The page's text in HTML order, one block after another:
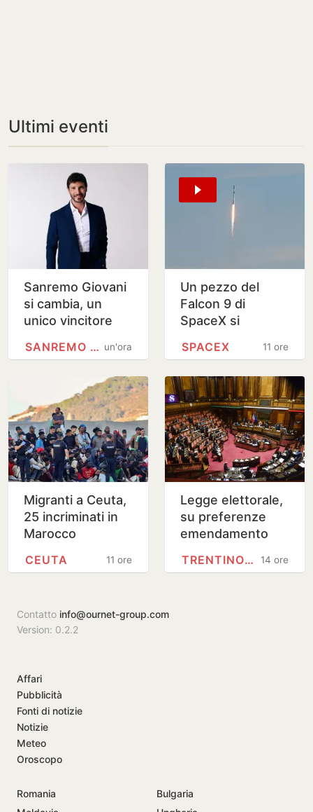
Ultimi eventi
Sanremo Giovani
si cambia, un
unico vincitore
i Big
un'ora
SANREMO GIOVANI
Un pezzo del
Falcon 9 di
SpaceX si
Luna
11 ore
SPACEX
Migranti a Ceuta,
25 incriminati in
Marocco
11 ore
CEUTA
Legge elettorale,
su preferenze
emendamento
centrodestra al14 ore
TRENTINO-ALTO ADIGE
Contatto info@ournet-group.com
Version: 0.2.2
Affari
Pubblicità
Fonti di notizie
Notizie
Meteo
Oroscopo
Romania
Bulgaria